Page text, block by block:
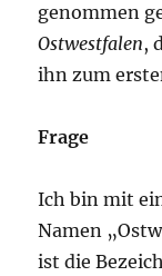
genommen
Ostwestfalen,
ihn zum
Frage
Ich bin mit
Namen
ist die